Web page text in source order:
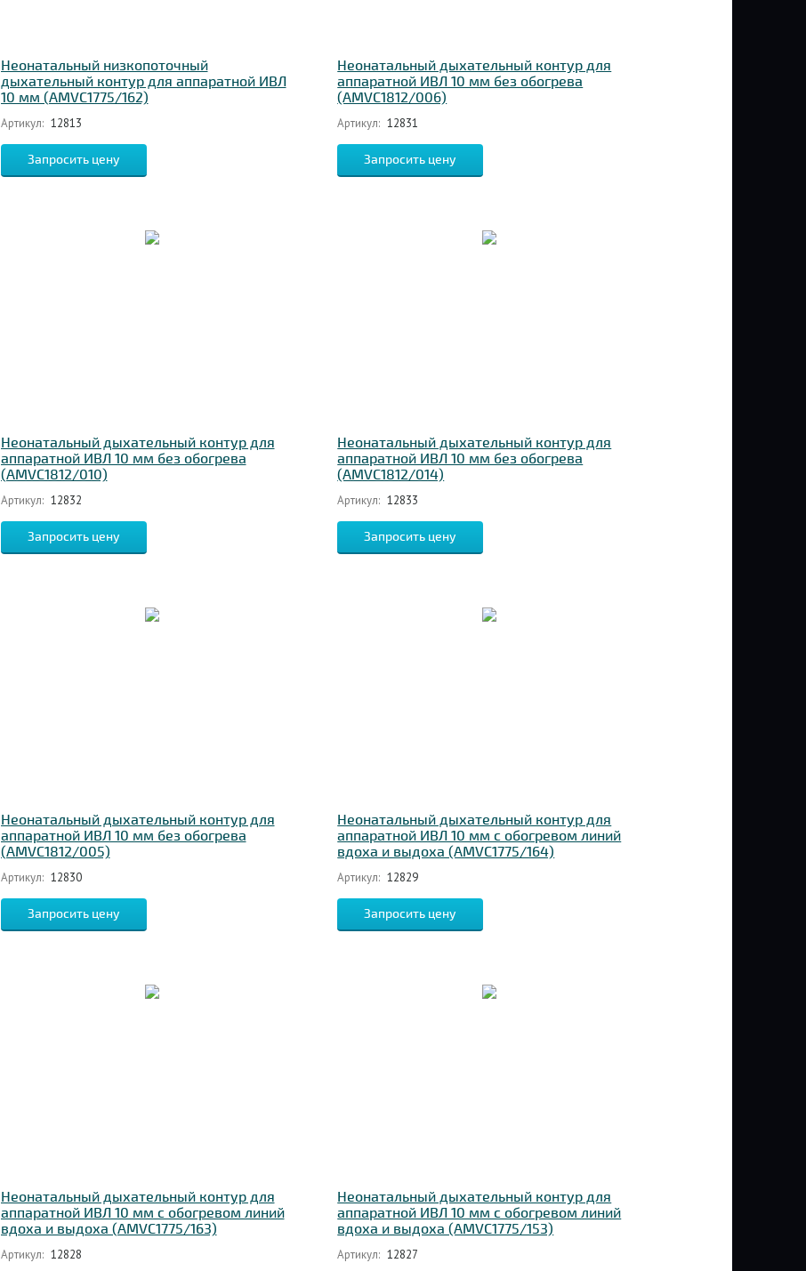
Неонатальный низкопоточный
дыхательный контур для аппаратной ИВЛ
10 мм (AMVC1775/162)
Артикул: 12813
Запросить цену
Неонатальный дыхательный контур для
аппаратной ИВЛ 10 мм без обогрева
(AMVC1812/006)
Артикул: 12831
Запросить цену
Неонатальный дыхательный контур для
аппаратной ИВЛ 10 мм без обогрева
(AMVC1812/010)
Артикул: 12832
Запросить цену
Неонатальный дыхательный контур для
аппаратной ИВЛ 10 мм без обогрева
(AMVC1812/014)
Артикул: 12833
Запросить цену
Неонатальный дыхательный контур для
аппаратной ИВЛ 10 мм без обогрева
(AMVC1812/005)
Артикул: 12830
Запросить цену
Неонатальный дыхательный контур для
аппаратной ИВЛ 10 мм с обогревом линий
вдоха и выдоха (AMVC1775/164)
Артикул: 12829
Запросить цену
Неонатальный дыхательный контур для
аппаратной ИВЛ 10 мм с обогревом линий
вдоха и выдоха (AMVC1775/163)
Артикул: 12828
Неонатальный дыхательный контур для
аппаратной ИВЛ 10 мм с обогревом линий
вдоха и выдоха (AMVC1775/153)
Артикул: 12827